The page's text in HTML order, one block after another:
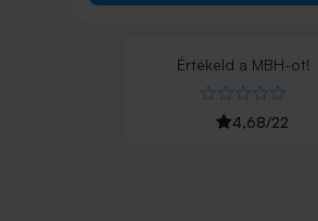
Értékeld a MBH-ot!
4,68/22